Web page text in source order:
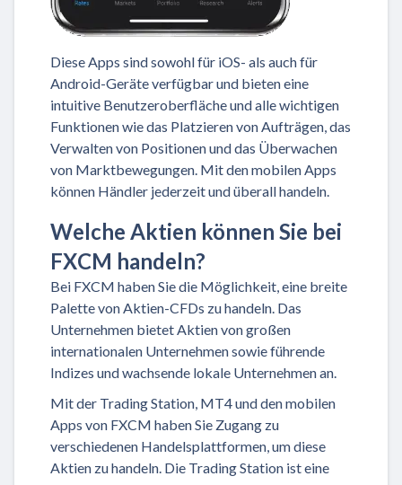
Diese Apps sind sowohl für iOS- als auch für
Android-Geräte verfügbar und bieten eine
intuitive Benutzeroberfläche und alle wichtigen
Funktionen wie das Platzieren von Aufträgen, das
Verwalten von Positionen und das Überwachen
von Marktbewegungen. Mit den mobilen Apps
können Händler jederzeit und überall handeln.
Welche Aktien können Sie bei
FXCM handeln?
Bei FXCM haben Sie die Möglichkeit, eine breite
Palette von Aktien-CFDs zu handeln. Das
Unternehmen bietet Aktien von großen
internationalen Unternehmen sowie führende
Indizes und wachsende lokale Unternehmen an.
Mit der Trading Station, MT4 und den mobilen
Apps von FXCM haben Sie Zugang zu
verschiedenen Handelsplattformen, um diese
Aktien zu handeln. Die Trading Station ist eine